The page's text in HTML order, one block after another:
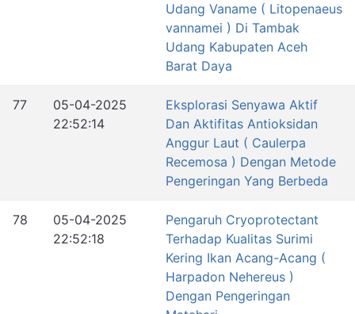
Udang Vaname ( Litopenaeus
vannamei ) Di Tambak
Udang Kabupaten Aceh
Barat Daya
77
05-04-2025
22:52:14
Eksplorasi Senyawa Aktif
Dan Aktifitas Antioksidan
Anggur Laut ( Caulerpa
Recemosa ) Dengan Metode
Pengeringan Yang Berbeda
78
05-04-2025
22:52:18
Pengaruh Cryoprotectant
Terhadap Kualitas Surimi
Kering Ikan Acang-Acang (
Harpadon Nehereus )
Dengan Pengeringan